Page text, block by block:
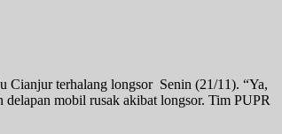
Cianjur terhalang longsor Senin (21/11). “Ya,
mobil rusak akibat longsor. Tim PUPR